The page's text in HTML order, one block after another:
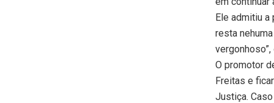
Ele admitiu
resta
O promotor
Freitas e
Justiça.